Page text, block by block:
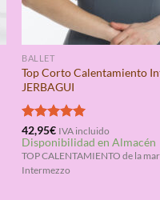
BALLET
Top Corto Calentamiento
JERBAGUI
Valorado
con5.00
de 5
42,95€ IVA incluido
Disponibilidad en Almacén
TOP CALENTAMIENTO de la
Intermezzo